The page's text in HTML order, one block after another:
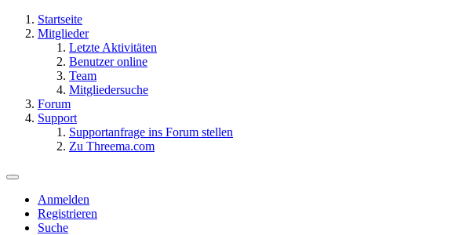
Startseite
Mitglieder
Letzte Aktivitäten
Benutzer online
Team
Mitgliedersuche
Forum
Support
Supportanfrage ins Forum stellen
Zu Threema.com
Anmelden
Registrieren
Suche